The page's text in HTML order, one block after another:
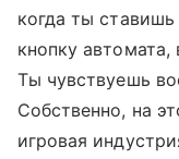
когда ты
кнопку
Ты чувствуешь
Собственно, на
игровая